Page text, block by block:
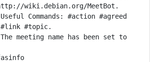
Useful Commands: #action #agreed
The meeting name has been set to